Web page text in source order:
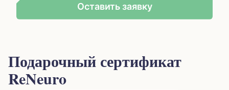
Оставить заявку
Подарочный сертификат
ReNeuro